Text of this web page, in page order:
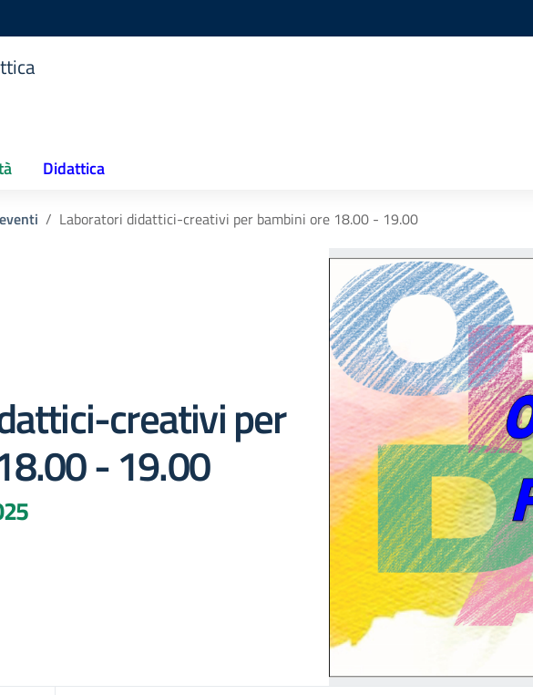
Didattica
Laboratori didattici-creativi per bambini ore 18.00 - 19.00
creativi per
- 19.00